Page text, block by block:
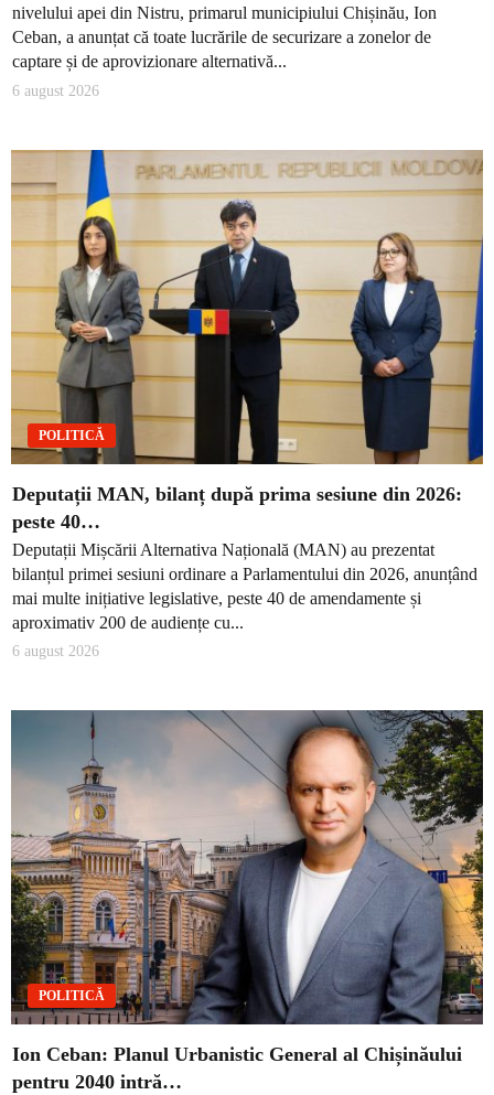
nivelului apei din Nistru, primarul municipiului Chișinău, Ion
Ceban, a anunțat că toate lucrările de securizare a zonelor de
captare și de aprovizionare alternativă...
6 august 2026
POLITICĂ
Deputații MAN, bilanț după prima sesiune din 2026:
peste 40…
Deputații Mișcării Alternativa Națională (MAN) au prezentat
bilanțul primei sesiuni ordinare a Parlamentului din 2026, anunțând
mai multe inițiative legislative, peste 40 de amendamente și
aproximativ 200 de audiențe cu...
6 august 2026
POLITICĂ
Ion Ceban: Planul Urbanistic General al Chișinăului
pentru 2040 intră…